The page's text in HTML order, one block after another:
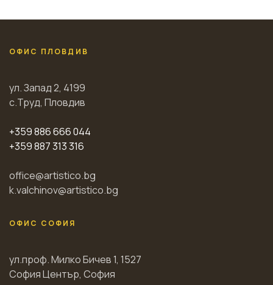
ОФИС ПЛОВДИВ
ул. Запад 2, 4199
с.Труд, Пловдив
+359 886 666 044
+359 887 313 316
office@artistico.bg
k.valchinov@artistico.bg
ОФИС СОФИЯ
ул.проф. Милко Бичев 1, 1527
София Център, София